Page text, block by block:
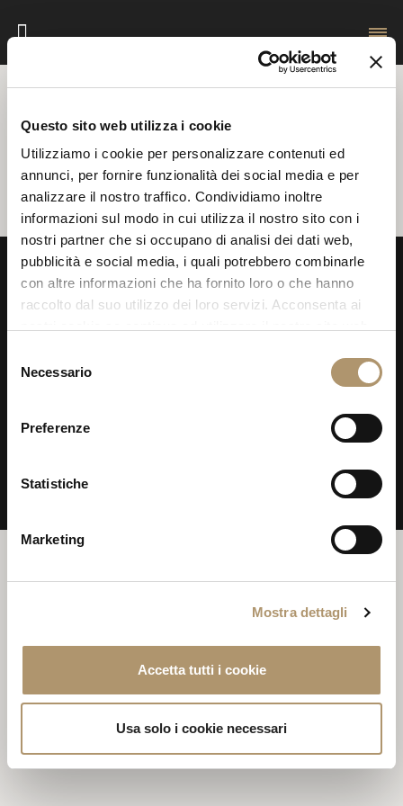
Questo sito web utilizza i cookie
Utilizziamo i cookie per personalizzare contenuti ed
annunci, per fornire funzionalità dei social media e per
analizzare il nostro traffico. Condividiamo inoltre
informazioni sul modo in cui utilizza il nostro sito con i
nostri partner che si occupano di analisi dei dati web,
pubblicità e social media, i quali potrebbero combinarle
con altre informazioni che ha fornito loro o che hanno
raccolto dal suo utilizzo dei loro servizi. Acconsenta ai
delNecessario
Preferenze
Statistiche
Marketing
Mostra dettagli
Accetta tutti i cookie
Usa solo i cookie necessari
AREA RISERVATA LONGHI
Non è stato possibile confermare la
registrazione
tel. +39.0362.341074 ra fax +39.0362.340271 P.IVA N: IT
PRIVACY & POLICY